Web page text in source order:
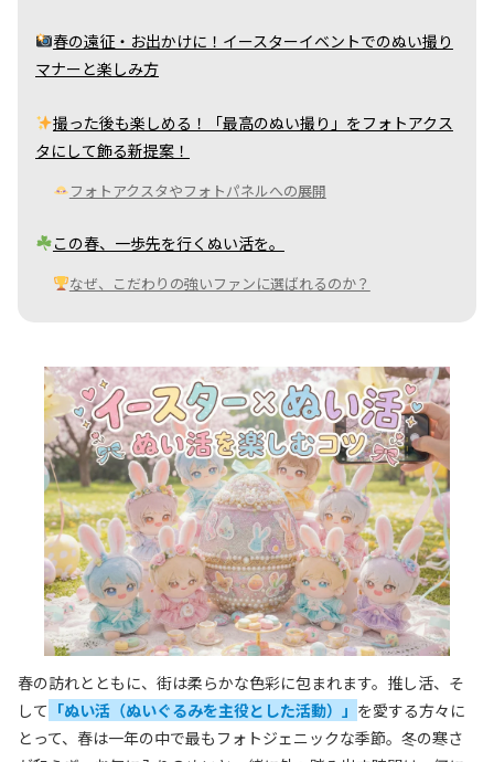
春の遠征・お出かけに！イースターイベントでのぬい撮り
マナーと楽しみ方
撮った後も楽しめる！「最高のぬい撮り」をフォトアクス
タにして飾る新提案！
フォトアクスタやフォトパネルへの展開
この春、一歩先を行くぬい活を。
なぜ、こだわりの強いファンに選ばれるのか？
春の訪れとともに、街は柔らかな色彩に包まれます。推し活、そ
して 「ぬい活（ぬいぐるみを主役とした活動）」 を愛する方々に
とって、春は一年の中で最もフォトジェニックな季節。冬の寒さ